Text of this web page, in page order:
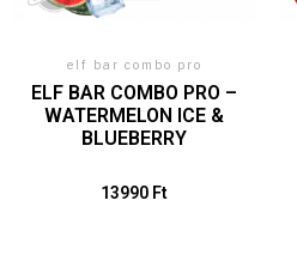
elf bar combo pro
ELF BAR COMBO PRO –
WATERMELON ICE &
BLUEBERRY
13990 Ft